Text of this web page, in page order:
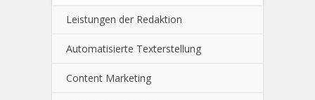
Leistungen der Redaktion
Automatisierte Texterstellung
Content Marketing